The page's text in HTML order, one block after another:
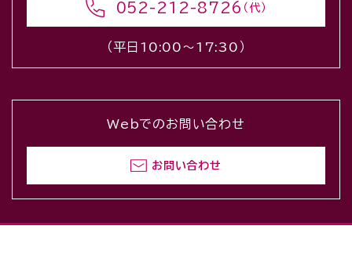
052-212-8726 （代）
（平日10:00〜17:30）
Webでのお問い合わせ
お問い合わせ